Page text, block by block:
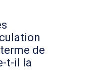
de
t-il la